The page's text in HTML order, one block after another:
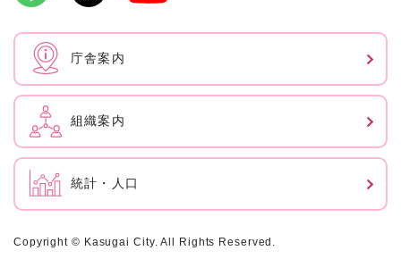
庁舎案内
組織案内
統計・人口
Copyright © Kasugai City. All Rights Reserved.